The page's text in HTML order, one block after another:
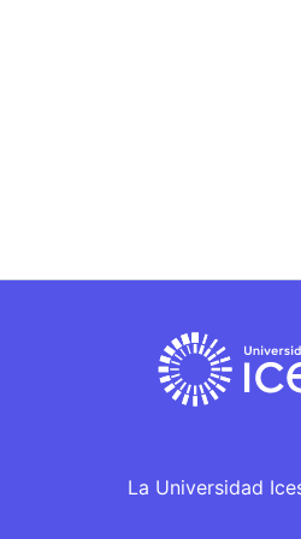
La Universidad